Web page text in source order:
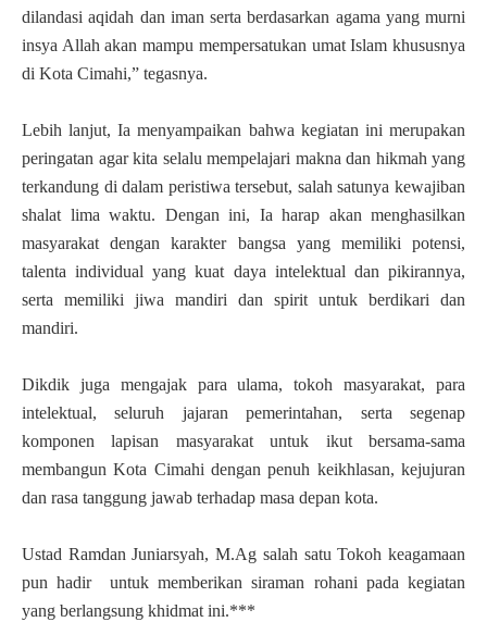
dilandasi aqidah dan iman serta berdasarkan agama yang murni
insya Allah akan mampu mempersatukan umat Islam khususnya
di Kota Cimahi,” tegasnya.
Lebih lanjut, Ia menyampaikan bahwa kegiatan ini merupakan
peringatan agar kita selalu mempelajari makna dan hikmah yang
terkandung di dalam peristiwa tersebut, salah satunya kewajiban
shalat lima waktu. Dengan ini, Ia harap akan menghasilkan
masyarakat dengan karakter bangsa yang memiliki potensi,
talenta individual yang kuat daya intelektual dan pikirannya,
serta memiliki jiwa mandiri dan spirit untuk berdikari dan
mandiri.
Dikdik juga mengajak para ulama, tokoh masyarakat, para
intelektual, seluruh jajaran pemerintahan, serta segenap
komponen lapisan masyarakat untuk ikut bersama-sama
membangun Kota Cimahi dengan penuh keikhlasan, kejujuran
dan rasa tanggung jawab terhadap masa depan kota.
Ustad Ramdan Juniarsyah, M.Ag salah satu Tokoh keagamaan
pun hadir untuk memberikan siraman rohani pada kegiatan
yang berlangsung khidmat ini.***